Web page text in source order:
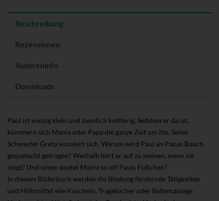
Beschreibung
Rezensionen
Autoreninfo
Downloads
Paul ist winzig klein und ziemlich knitterig. Seitdem er da ist,
kümmern sich Mama oder Papa die ganze Zeit um ihn. Seine
Schwester Greta wundert sich. Warum wird Paul an Papas Bauch
gequetscht getragen? Weshalb hört er auf zu weinen, wenn sie
singt? Und wieso knetet Mama so oft Pauls Füßchen?
In diesem Bilderbuch werden die Bindung fördernde Tätigkeiten
und Hilfsmittel wie Kuscheln, Tragetücher oder Babymassage